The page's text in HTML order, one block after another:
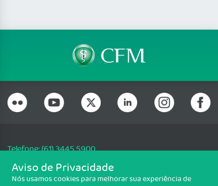
Telefone: (61) 3445 5900
Email: cfm@portalmedico.org.br
SGAS 616, Conjunto D, Lote 115, L2 Sul, Brasília/DF - CEP: 70200-760 -
Aviso de Privacidade
Nós usamos cookies para melhorar sua experiência de